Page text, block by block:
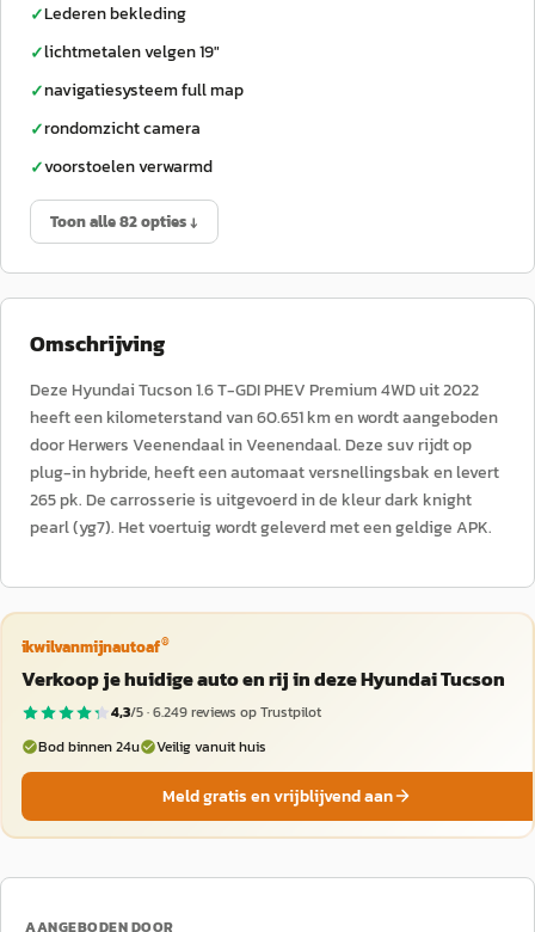
✓Lederen bekleding
✓lichtmetalen velgen 19"
✓navigatiesysteem full map
✓rondomzicht camera
✓voorstoelen verwarmd
Toon alle 82 opties ↓
Omschrijving
Deze Hyundai Tucson 1.6 T-GDI PHEV Premium 4WD uit 2022
heeft een kilometerstand van 60.651 km en wordt aangeboden
door Herwers Veenendaal in Veenendaal. Deze suv rijdt op
plug-in hybride, heeft een automaat versnellingsbak en levert
265 pk. De carrosserie is uitgevoerd in de kleur dark knight
pearl (yg7). Het voertuig wordt geleverd met een geldige APK.
ikwilvanmijnautoaf®
Verkoop je huidige auto en rij in deze Hyundai Tucson
4,3/5 ·6.249reviews op Trustpilot
Bod binnen 24u
Veilig vanuit huis
Meld gratis en vrijblijvend aan
AANGEBODEN DOOR